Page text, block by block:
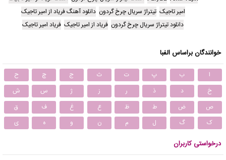
امیر تاجیک تیتراژ سریال چرخ گردون دانلود آهنگ فریاد از امیر تاجیک
دانلود تیتراژ سریال چرخ گردون فریاد از امیر تاجیک فریاد امیر تاجیک
خوانندگان براساس الفبا
ا ب پ ت ث ج چ
ح
خ
د ذ ر ز ژ س
ش
ص
ض ط ظ ع غ ف
ق
ک
گ ل م ن و ه ی
درخواستی کاربران